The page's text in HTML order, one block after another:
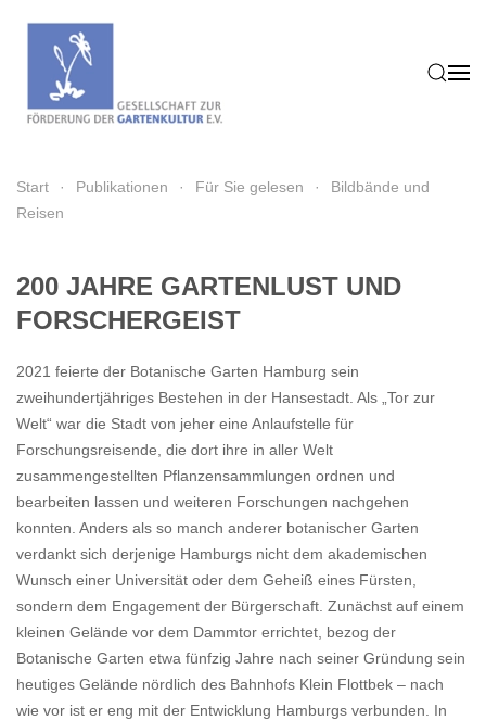
Zum Hauptinhalt springen
Start Publikationen Für Sie gelesen
Bildbände und
Reisen
200 JAHRE GARTENLUST UND
FORSCHERGEIST
2021 feierte der Botanische Garten Hamburg sein
zweihundertjähriges Bestehen in der Hansestadt. Als „Tor zur
Welt“ war die Stadt von jeher eine Anlaufstelle für
Forschungsreisende, die dort ihre in aller Welt
zusammengestellten Pflanzensammlungen ordnen und
bearbeiten lassen und weiteren Forschungen nachgehen
konnten. Anders als so manch anderer botanischer Garten
verdankt sich derjenige Hamburgs nicht dem akademischen
Wunsch einer Universität oder dem Geheiß eines Fürsten,
sondern dem Engagement der Bürgerschaft. Zunächst auf einem
kleinen Gelände vor dem Dammtor errichtet, bezog der
Botanische Garten etwa fünfzig Jahre nach seiner Gründung sein
heutiges Gelände nördlich des Bahnhofs Klein Flottbek – nach
wie vor ist er eng mit der Entwicklung Hamburgs verbunden. In